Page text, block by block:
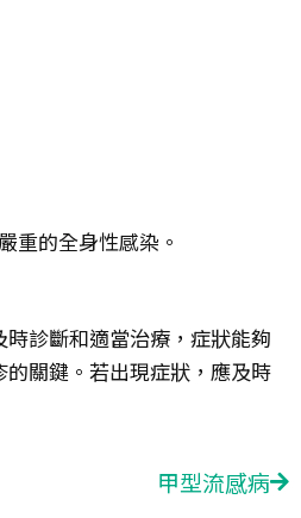
重的全身性感染。
診斷和適當治療，症狀能夠
關鍵。若出現症狀，應及時
甲型流感病Next